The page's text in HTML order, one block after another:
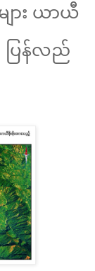
ျား ယာယီ
ပြန်လည်